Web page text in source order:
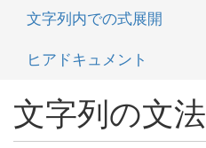
文字列内での式展開
ヒアドキュメント
文字列の文法